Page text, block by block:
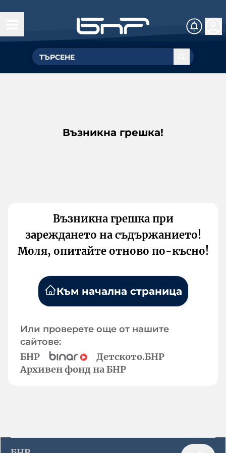
Възникна грешка!
Възникна грешка при
зареждането на съдържанието!
Моля, опитайте отново по-късно!
Към начална страница
Или проверете още от нашите
сайтове:
БНР
Детското.БНР
Архивен фонд на БНР